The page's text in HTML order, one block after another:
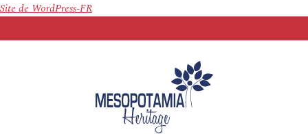
Site de WordPress-FR